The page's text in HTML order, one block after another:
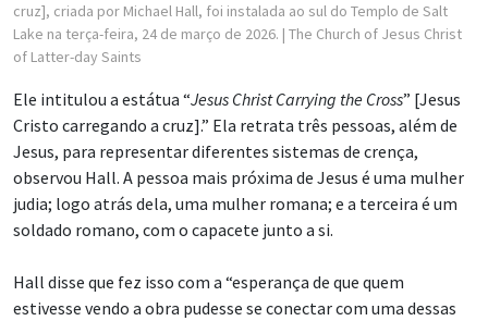
cruz], criada por Michael Hall, foi instalada ao sul do Templo de Salt
Lake na terça-feira, 24 de março de 2026. | The Church of Jesus Christ
of Latter-day Saints
Ele intitulou a estátua “Jesus Christ Carrying the Cross” [Jesus
Cristo carregando a cruz].” Ela retrata três pessoas, além de
Jesus, para representar diferentes sistemas de crença,
observou Hall. A pessoa mais próxima de Jesus é uma mulher
judia; logo atrás dela, uma mulher romana; e a terceira é um
soldado romano, com o capacete junto a si.
Hall disse que fez isso com a “esperança de que quem
estivesse vendo a obra pudesse se conectar com uma dessas